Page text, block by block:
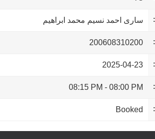
سارى احمد نسيم محمد ابراهيم
200608310200
2025-04-23
08:00 PM
-
08:15 PM
Booked